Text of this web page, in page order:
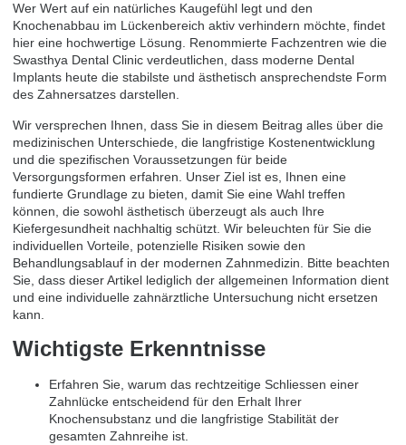
Wer Wert auf ein natürliches Kaugefühl legt und den
Knochenabbau im Lückenbereich aktiv verhindern möchte, findet
hier eine hochwertige Lösung. Renommierte Fachzentren wie die
Swasthya Dental Clinic verdeutlichen, dass moderne Dental
Implants heute die stabilste und ästhetisch ansprechendste Form
des Zahnersatzes darstellen.
Wir versprechen Ihnen, dass Sie in diesem Beitrag alles über die
medizinischen Unterschiede, die langfristige Kostenentwicklung
und die spezifischen Voraussetzungen für beide
Versorgungsformen erfahren. Unser Ziel ist es, Ihnen eine
fundierte Grundlage zu bieten, damit Sie eine Wahl treffen
können, die sowohl ästhetisch überzeugt als auch Ihre
Kiefergesundheit nachhaltig schützt. Wir beleuchten für Sie die
individuellen Vorteile, potenzielle Risiken sowie den
Behandlungsablauf in der modernen Zahnmedizin. Bitte beachten
Sie, dass dieser Artikel lediglich der allgemeinen Information dient
und eine individuelle zahnärztliche Untersuchung nicht ersetzen
kann.
Wichtigste Erkenntnisse
Erfahren Sie, warum das rechtzeitige Schliessen einer
Zahnlücke entscheidend für den Erhalt Ihrer
Knochensubstanz und die langfristige Stabilität der
gesamten Zahnreihe ist.